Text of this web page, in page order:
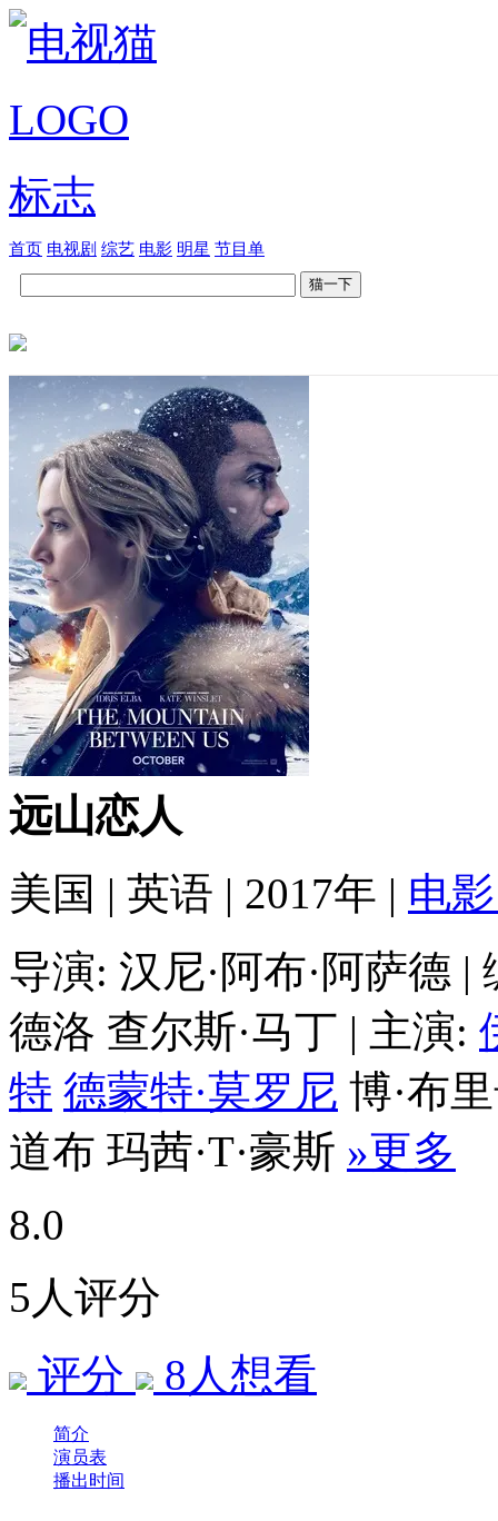
首页 电视剧 综艺 电影 明星 节目单
猫一下
远山恋人
美国 | 英语 | 2017年 | 电
导演: 汉尼·阿布·阿萨德 |
德洛 查尔斯·马丁 | 主演:
特 德蒙特·莫罗尼 博·布
道布 玛茜·T·豪斯 »更多
8.0
5人评分
评分
8 人想看
简介
演员表
播出时间